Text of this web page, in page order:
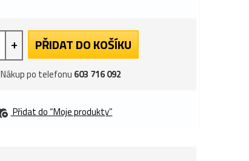
+ PŘIDAT DO KOŠÍKU
Nákup po telefonu 603 716 092
Přidat do “Moje produkty”